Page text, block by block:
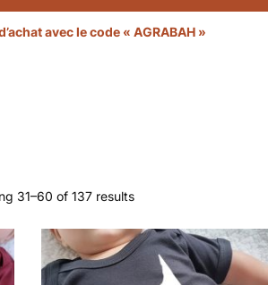
avec le code « AGRABAH »
31–60 of 137 results